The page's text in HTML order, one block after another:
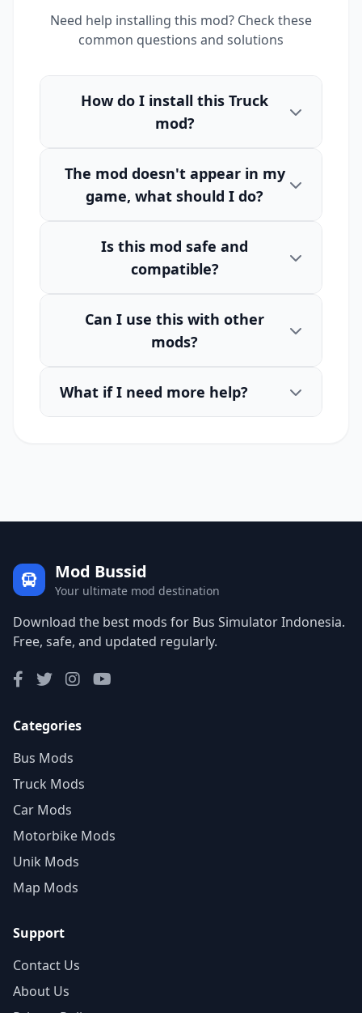
Need help installing this mod? Check these
common questions and solutions
How do I install this Truck
mod?
The mod doesn't appear in my
game, what should I do?
Is this mod safe and
compatible?
Can I use this with other
mods?
What if I need more help?
Mod Bussid
Your ultimate mod destination
Download the best mods for Bus Simulator Indonesia.
Free, safe, and updated regularly.
Categories
Bus Mods
Truck Mods
Car Mods
Motorbike Mods
Unik Mods
Map Mods
Support
Contact Us
About Us